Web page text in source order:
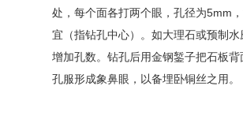
处，每个面各打两个眼，孔径为5mm
宜（指钻孔中心）。如大理石或预制
增加孔数。钻孔后用金钢錾子把石板
孔服形成象鼻眼，以备埋卧铜丝之用。